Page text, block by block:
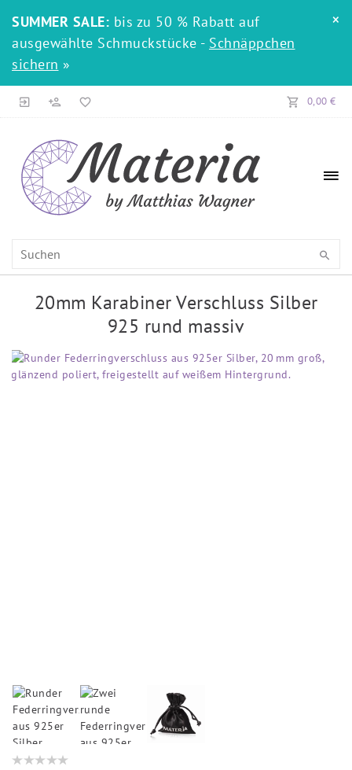
SUMMER SALE: bis zu 50 % Rabatt auf
ausgewählte Schmuckstücke - Schnäppchen
sichern »
×
0,00 €
20mm Karabiner Verschluss Silber
925 rund massiv